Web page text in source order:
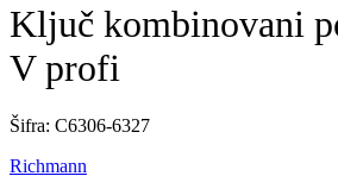
Ključ kombinovani
V profi
Šifra: C6306-6327
Richmann